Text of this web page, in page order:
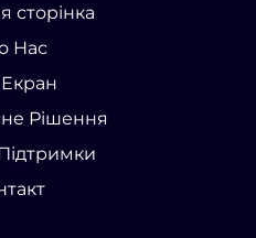
сторінка
Нас
Рішення